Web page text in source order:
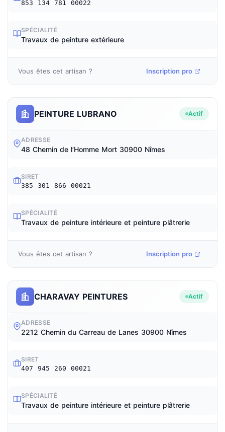
853 134 781 00022
SPÉCIALITÉ
Travaux de peinture extérieure
Vous êtes cet artisan ? Inscription pro
PEINTURE LUBRANO Actif
ADRESSE
48 Chemin de l’Homme Mort 30900 Nîmes
SIRET
385 301 866 00021
SPÉCIALITÉ
Travaux de peinture intérieure et peinture plâtrerie
Vous êtes cet artisan ? Inscription pro
CHARAVAY PEINTURES Actif
ADRESSE
2212 Chemin du Carreau de Lanes 30900 Nîmes
SIRET
407 945 260 00021
SPÉCIALITÉ
Travaux de peinture intérieure et peinture plâtrerie